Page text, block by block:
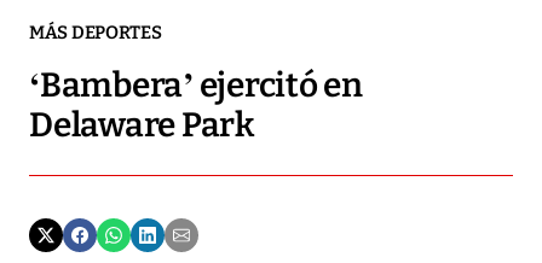
MÁS DEPORTES
‘Bambera’ ejercitó en
Delaware Park